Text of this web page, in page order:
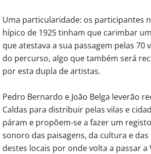
Uma particularidade: os participantes
hípico de 1925 tinham que carimbar
que atestava a sua passagem pelas 70
do percurso, algo que também será
por esta dupla de artistas.
Pedro Bernardo e João Belga leverão
Caldas para distribuir pelas vilas e
páram e propõem-se a fazer um
sonoro das paisagens, da cultura e das
destes locais por onde volta a passar a